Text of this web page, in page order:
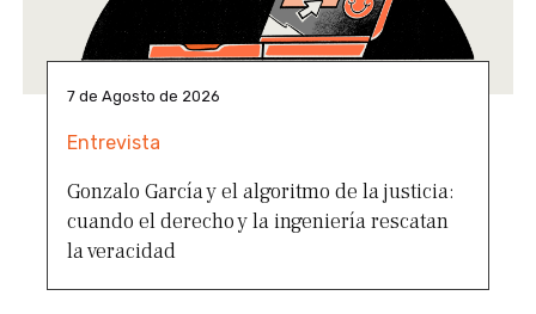
7 de Agosto de 2026
Entrevista
Gonzalo García y el algoritmo de la justicia:
cuando el derecho y la ingeniería rescatan
la veracidad